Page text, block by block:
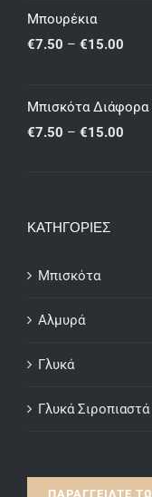
Μπουρέκια
€7.50 – €15.00
Μπισκότα Διάφορα
€7.50 – €15.00
ΚΑΤΗΓΟΡΙΕΣ
Μπισκότα
Αλμυρά
Γλυκά
Γλυκά Σιροπιαστά
ΠΑΡΑΓΓΕΙΛΤΕ